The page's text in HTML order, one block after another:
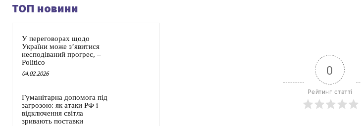
ТОП новини
У переговорах щодо
України може з’явитися
несподіваний прогрес, –
Politico
04.02.2026
Гуманітарна допомога під
загрозою: як атаки РФ і
відключення світла
зривають поставки
0
Рейтинг статті